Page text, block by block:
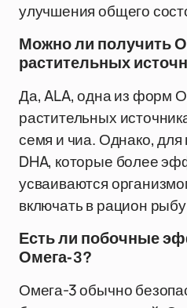
улучшения общего
Можно ли получить
растительных
Да, ALA, одна из форм
растительных
семя и чиа. Однако, для
DHA, которые более
усваиваются
включать в рацион
Есть ли побочные
Омега-3?
Омега-3 обычно